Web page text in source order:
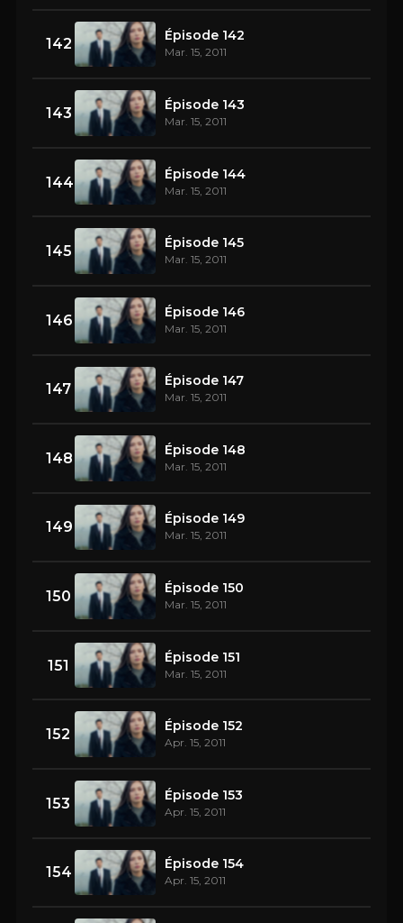
142 Épisode 142
Mar. 15, 2011
143 Épisode 143
Mar. 15, 2011
144 Épisode 144
Mar. 15, 2011
145 Épisode 145
Mar. 15, 2011
146 Épisode 146
Mar. 15, 2011
147 Épisode 147
Mar. 15, 2011
148 Épisode 148
Mar. 15, 2011
149 Épisode 149
Mar. 15, 2011
150 Épisode 150
Mar. 15, 2011
151 Épisode 151
Mar. 15, 2011
152 Épisode 152
Apr. 15, 2011
153 Épisode 153
Apr. 15, 2011
154 Épisode 154
Apr. 15, 2011